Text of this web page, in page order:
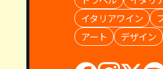
イタリアワイン
アート
デザイン